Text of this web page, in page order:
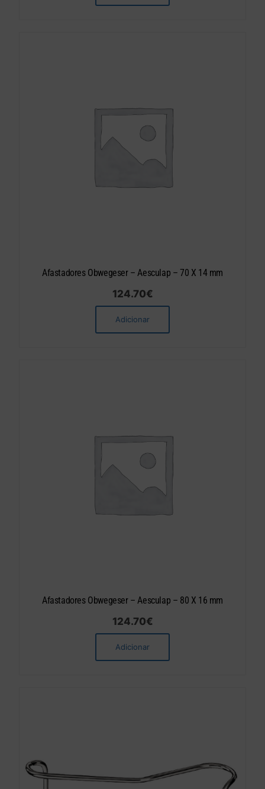
Afastadores Obwegeser – Aesculap – 70 X 14 mm
124.70€
Adicionar
Afastadores Obwegeser – Aesculap – 80 X 16 mm
124.70€
Adicionar